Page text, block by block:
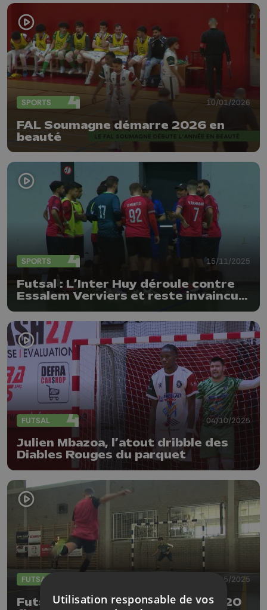
SPORTS 10/01/2026
FAL Soumagne démarre 2026 en
beauté
SPORTS 15/11/2025
Futsal : L’Inter Huy déroule contre
Essalem Verviers et reste invaincu
FUTSAL 04/10/2025
Julien Mbazoa, l’atout dribble des
Diables Rouges du parquet
FUTSAL 23/05/2025
Futsal Popeye Piters Challenge : 20
Utilisation responsable de vos